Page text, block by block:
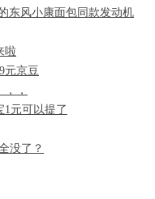
东风小康面包同款发动机
啦
元京豆
，
1元可以提了
没了？